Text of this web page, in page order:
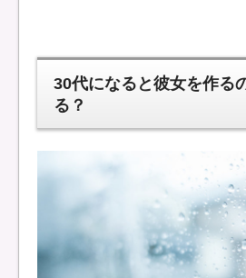
30代になると彼女を作る
る？